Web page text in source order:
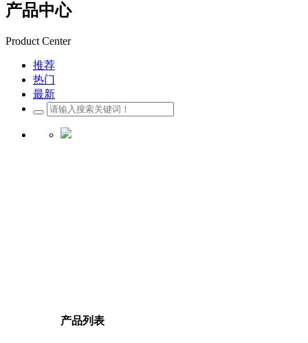
产品中心
Product Center
推荐
热门
最新
产品列表